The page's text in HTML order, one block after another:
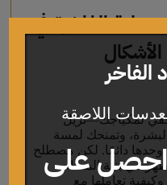
الفاخرة في
خفي لمكياجك—تُزيل
وتمنحك لمسة
وحدها دائمًا. لكن مصطلح
في بنية المسام،
تعاملها مع
الفاخر
اللاصقة
على